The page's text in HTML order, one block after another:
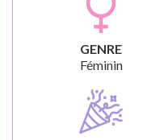
GENRE
Féminin